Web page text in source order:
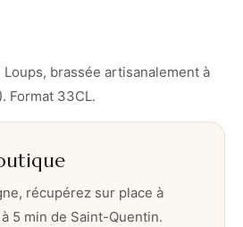
brassée artisanalement à
Format 33CL.
récupérez sur place à
5 min de Saint-Quentin.